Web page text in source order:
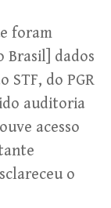
foram
Brasil] dados
STF, do PGR
auditoria
acesso
o